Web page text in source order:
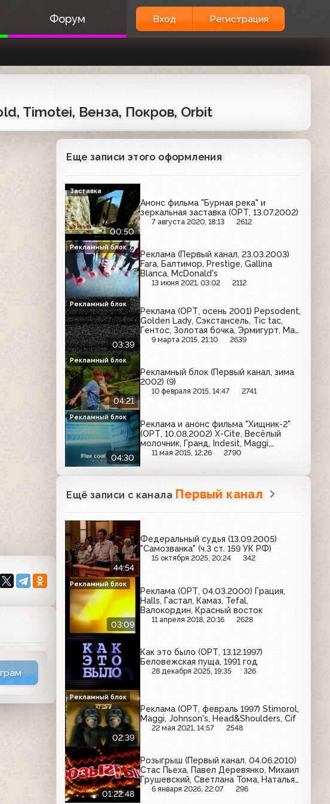
Форум Вход Регистрация
Timotei, Венза, Покров, Orbit
Еще записи этого оформления
00:50
Анонс фильма "Бурная река" и
зеркальная заставка (ОРТ, 13.07.2002)
7 августа 2020, 18:13 2612
Заставка
Реклама (Первый канал, 23.03.2003)
Fara, Балтимор, Prestige, Gallina
Blanca, McDonald's
13 июня 2021, 03:02 2112
Рекламный блок
03:39
Реклама (ОРТ, осень 2001) Pepsodent,
Golden Lady, Сэкстансель, Tic tac,
Гентос, Золотая бочка, Эрмигурт, Max
factor, J7, Нотта, Vitrum calcium
9 марта 2015, 21:10 2639
Рекламный блок
04:21
Рекламный блок (Первый канал, зима
2002) (9)
10 февраля 2015, 14:47 2741
Рекламный блок
04:30
Реклама и анонс фильма "Хищник-2"
(ОРТ, 10.08.2002) X-Cite, Весёлый
молочник, Гранд, Indesit, Maggi,
Красный Восток, Kitekat, Билайн GSM,
11 мая 2015, 12:26 2790
Рекламный блок
Ещё записи с канала Первый канал
44:54
Федеральный судья (13.09.2005)
"Самозванка" (ч.3 ст. 159 УК РФ)
15 октября 2025, 20:24 342
03:09
Реклама (ОРТ, 04.03.2000) Грация,
Halls, Гастал, Камаз, Tefal,
Валокордин, Красный восток
11 апреля 2018, 20:16 2628
Рекламный блок
Как это было (ОРТ, 13.12.1997)
Беловежская пуща, 1991 год
28 декабря 2025, 19:35 326
02:39
Реклама (ОРТ, февраль 1997) Stimorol,
Maggi, Johnson's, Head&Shoulders, Cif
22 мая 2021, 14:57 2548
Рекламный блок
01:22:48
Розыгрыш (Первый канал, 04.06.2010)
Стас Пьеха, Павел Деревянко, Михаил
Грушевский, Светлана Тома, Наталья
Селезнева, Юлия Савичева
6 января 2026, 22:07 296